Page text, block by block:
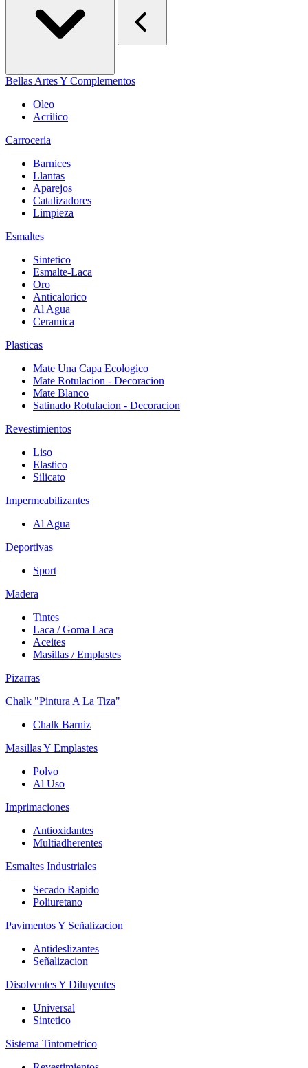
Bellas Artes Y Complementos
Oleo
Acrilico
Carroceria
Barnices
Llantas
Aparejos
Catalizadores
Limpieza
Esmaltes
Sintetico
Esmalte-Laca
Oro
Anticalorico
Al Agua
Ceramica
Plasticas
Mate Una Capa Ecologico
Mate Rotulacion - Decoracion
Mate Blanco
Satinado Rotulacion - Decoracion
Revestimientos
Liso
Elastico
Silicato
Impermeabilizantes
Al Agua
Deportivas
Sport
Madera
Tintes
Laca / Goma Laca
Aceites
Masillas / Emplastes
Pizarras
Chalk "Pintura A La Tiza"
Chalk Barniz
Masillas Y Emplastes
Polvo
Al Uso
Imprimaciones
Antioxidantes
Multiadherentes
Esmaltes Industriales
Secado Rapido
Poliuretano
Pavimentos Y Señalizacion
Antideslizantes
Señalizacion
Disolventes Y Diluyentes
Universal
Sintetico
Sistema Tintometrico